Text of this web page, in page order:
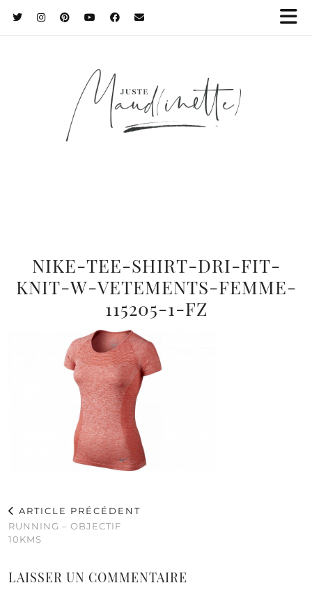
NIKE-TEE-SHIRT-DRI-FIT-
KNIT-W-VETEMENTS-FEMME-
115205-1-FZ
ARTICLE PRÉCÉDENT
RUNNING – OBJECTIF
10KMS
LAISSER UN COMMENTAIRE